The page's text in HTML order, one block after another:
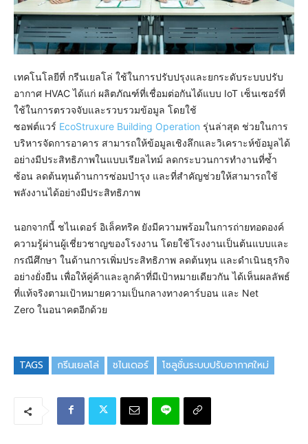
เทคโนโลยีที่ กรีนเยลโล่ ใช้ในการปรับปรุงและยกระดับระบบปรับ
อากาศ HVAC ได้แก่ ผลิตภัณฑ์ที่เชื่อมต่อกันได้แบบ IoT เซ็นเซอร์ที่
ใช้ในการตรวจจับและรวบรวมข้อมูล โดยใช้
ซอฟต์แวร์ EcoStruxure Building Operation รุ่นล่าสุด ช่วยในการ
บริหารจัดการอาคาร สามารถให้ข้อมูลเชิงลึกและวิเคราะห์ข้อมูลได้
อย่างมีประสิทธิภาพในแบบเรียลไทม์ ลดกระบวนการทำงานที่ซ้ำ
ซ้อน ลดต้นทุนด้านการซ่อมบำรุง และที่สำคัญช่วยให้สามารถใช้
พลังงานได้อย่างมีประสิทธิภาพ
นอกจากนี้ ชไนเดอร์ อิเล็คทริค ยังมีความพร้อมในการถ่ายทอดองค์
ความรู้ผ่านผู้เชี่ยวชาญของโรงงาน โดยใช้โรงงานเป็นต้นแบบและ
กรณีศึกษา ในด้านการเพิ่มประสิทธิภาพ ลดต้นทุน และดำเนินธุรกิจ
อย่างยั่งยืน เพื่อให้คู่ค้าและลูกค้าที่มีเป้าหมายเดียวกัน ได้เห็นผลลัพธ์
ที่แท้จริงตามเป้าหมายความเป็นกลางทางคาร์บอน และ Net
Zero ในอนาคตอีกด้วย
TAGS กรีนเยลโล่ ชไนเดอร์ โซลูชั่นระบบปรับอากาศใหม่